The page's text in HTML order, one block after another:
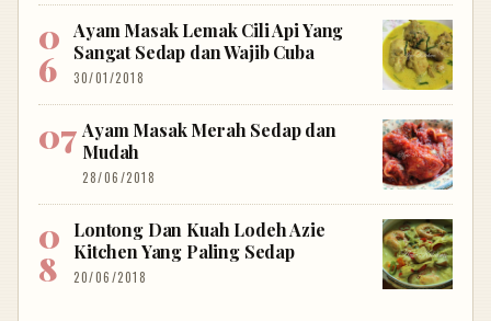
Ayam Masak Lemak Cili Api Yang
Sangat Sedap dan Wajib Cuba
30/01/2018
Ayam Masak Merah Sedap dan
Mudah
28/06/2018
Lontong Dan Kuah Lodeh Azie
Kitchen Yang Paling Sedap
20/06/2018